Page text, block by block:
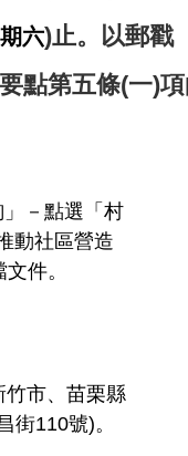
六)止。以郵戳
點第五條(一)項
」－點選「村
動社區營造
件。
竹市、苗栗縣
街110號)。